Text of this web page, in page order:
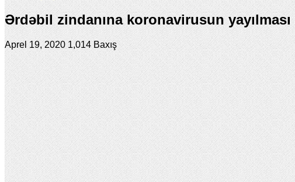
Ərdəbil zindanına koronavirusun yayılması
Aprel 19, 2020 1,014 Baxış